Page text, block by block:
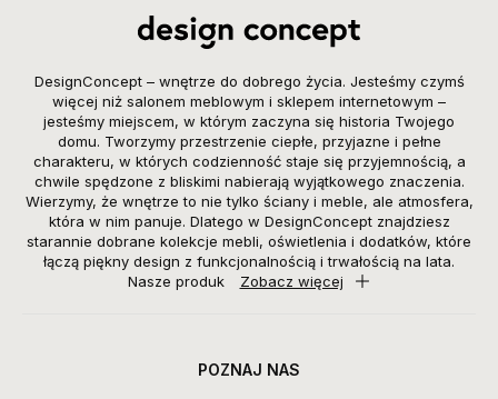
DesignConcept – wnętrze do dobrego życia. Jesteśmy czymś
więcej niż salonem meblowym i sklepem internetowym –
jesteśmy miejscem, w którym zaczyna się historia Twojego
domu. Tworzymy przestrzenie ciepłe, przyjazne i pełne
charakteru, w których codzienność staje się przyjemnością, a
chwile spędzone z bliskimi nabierają wyjątkowego znaczenia.
Wierzymy, że wnętrze to nie tylko ściany i meble, ale atmosfera,
która w nim panuje. Dlatego w DesignConcept znajdziesz
starannie dobrane kolekcje mebli, oświetlenia i dodatków, które
łączą piękny design z funkcjonalnością i trwałością na lata.
Nasze produk
Zobacz więcej
POZNAJ NAS